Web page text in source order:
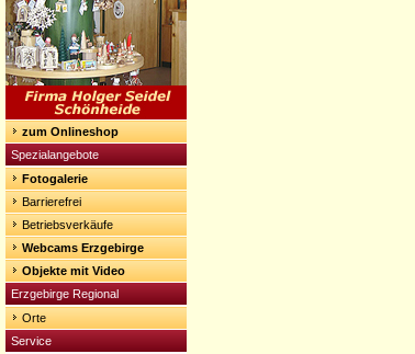
zum Onlineshop
Spezialangebote
Fotogalerie
Barrierefrei
Betriebsverkäufe
Webcams Erzgebirge
Objekte mit Video
Erzgebirge Regional
Orte
Service